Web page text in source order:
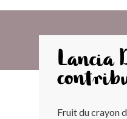
ARCHIVES
LES
Lancia
Fruit du crayon